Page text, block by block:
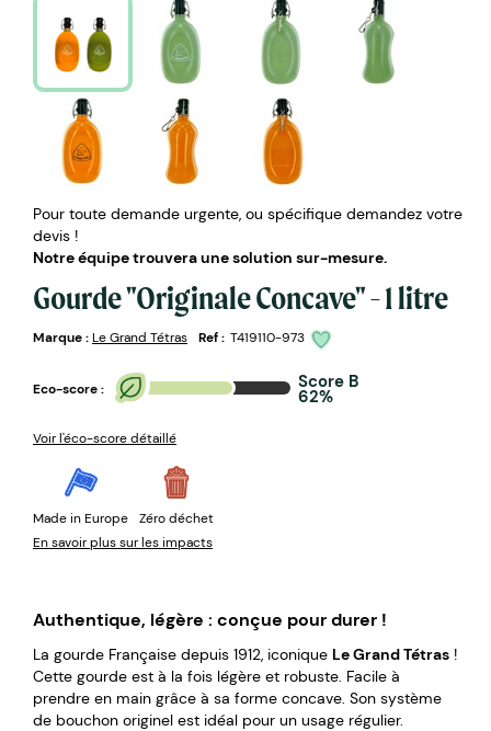
Pour toute demande urgente, ou spécifique demandez votre
devis !
Notre équipe trouvera une solution sur-mesure.
Gourde "Originale Concave" - 1 litre
Marque :Le Grand Tétras Ref : T419110-973
Eco-score : Score B
62%
Voir l'éco-score détaillé
Made in Europe
Zéro déchet
En savoir plus sur les impacts
Authentique, légère : conçue pour durer !
La gourde Française depuis 1912, iconique Le Grand Tétras !
Cette gourde est à la fois légère et robuste. Facile à
prendre en main grâce à sa forme concave. Son système
de bouchon originel est idéal pour un usage régulier.